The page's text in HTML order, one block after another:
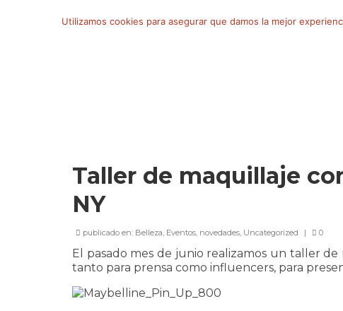
por:
Taller de maquillaje
NY
publicado en: Belleza, Eventos, novedades, Uncategorized | 0
El pasado mes de junio realizamos un taller
tanto para prensa como influencers, para
Utilizamos cookies para asegurar que damos la mejor